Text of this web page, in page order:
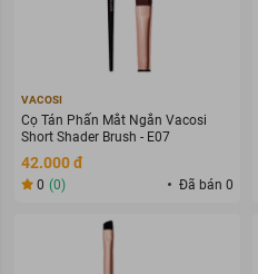
VACOSI
Cọ Tán Phấn Mắt Ngắn Vacosi
Short Shader Brush - E07
42.000 đ
0 (0) Đã bán 0